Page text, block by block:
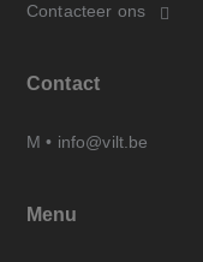
Contacteer ons
Contact
M • info@vilt.be
Menu